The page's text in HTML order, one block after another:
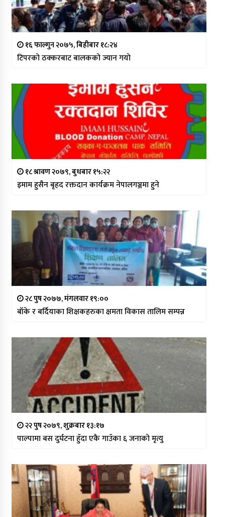
१६ फाल्गुन २०७५, बिहीबार १८:२४
टिपरको ठक्करबाट बालकको ज्यान गयो
१८ श्रावण २०७९, बुधबार १५:२२
इमाम हुसैन बृहद रक्तदान कार्यक्रम नेपालगञ्जमा हुने
२८ पुष २०७७, मंगलवार १९:००
बाँके र बर्दियाका शिक्षकहरुका क्षमता विकास तालिम सम्पन्न
२२ पुष २०७९, शुक्रबार १३:१७
पाल्पामा बस दुर्घटना हुँदा एकै गाउँका ६ जनाको मृत्यु